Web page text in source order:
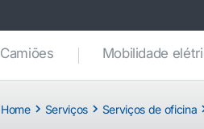
Camiões Mobilidade
Home Serviços Serviços de oficina